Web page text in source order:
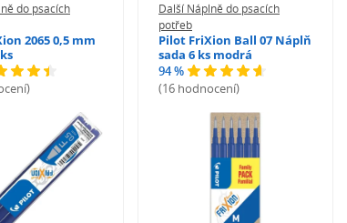
do psacích
2065 0,5 mm
Další Náplně do psacích
potřeb
Pilot FriXion Ball 07 Náplň
sada 6 ks modrá
94 %
(16 hodnocení)